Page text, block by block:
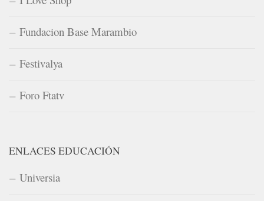
Fundacion Base Marambio
Festivalya
Foro Ftatv
ENLACES EDUCACIÓN
Universia